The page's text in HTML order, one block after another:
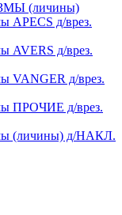
(личины)
APECS д/врез.
AVERS д/врез.
VANGER д/врез.
ПРОЧИЕ д/врез.
(личины) д/НАКЛ.